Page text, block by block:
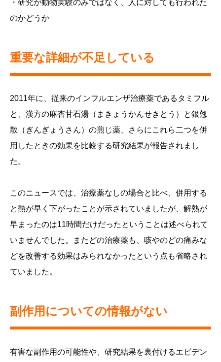
・研究が動物実験のみではなく、人に対しても行われた
のかどうか
重要な詳細が不足している
2011年に、従来のインフルエンザ治療薬であるタミフル
と、漢方の麻杏甘石湯（まきょうかんせきとう）と銀翹
散（ぎんぎょうさん）の煎じ薬、さらにこれら二つを併
用したときの効果を比較する研究結果が報告されまし
た。
このニュースでは、治療薬なしの場合と比べ、併用する
と熱が早く下がったことが示されていましたが、解熱が
早まったのは11時間だけだったということは述べられて
いませんでした。またどの治療薬も、咳やのどの痛みな
どを改善する効果はみられなかったという点も省略され
ていました。
副作用についての情報がない
有害な副作用の可能性や、研究結果を裏付けるエビデン